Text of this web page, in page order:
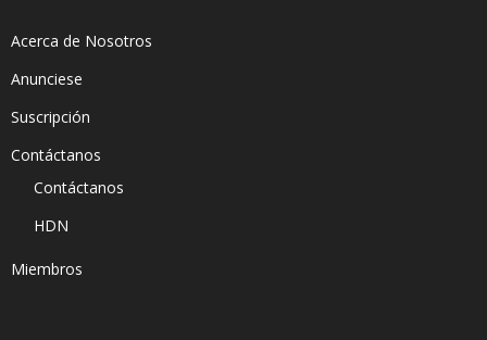
Acerca de Nosotros
Anunciese
Suscripción
Contáctanos
Contáctanos
HDN
Miembros